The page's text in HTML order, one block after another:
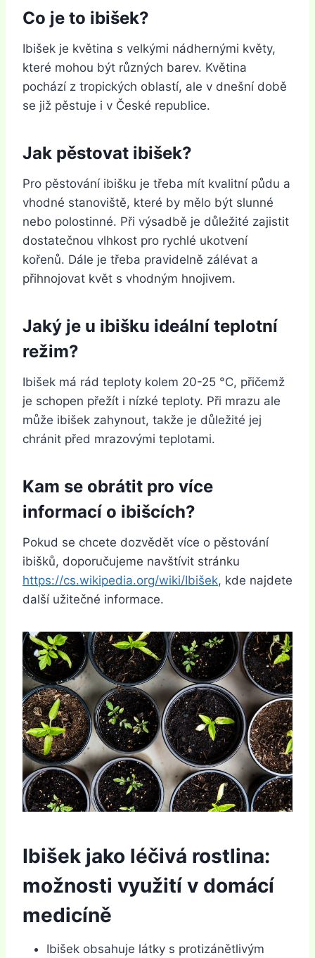
Co je to ibišek?
Ibišek je květina s velkými nádhernými květy,
které mohou být různých barev. Květina
pochází z tropických oblastí, ale v dnešní době
se již pěstuje i v České republice.
Jak pěstovat ibišek?
Pro pěstování ibišku je třeba mít kvalitní půdu a
vhodné stanoviště, které by mělo být slunné
nebo polostinné. Při výsadbě je důležité zajistit
dostatečnou vlhkost pro rychlé ukotvení
kořenů. Dále je třeba pravidelně zálévat a
přihnojovat květ s vhodným hnojivem.
Jaký je u ibišku ideální teplotní
režim?
Ibišek má rád teploty kolem 20-25 °C, přičemž
je schopen přežít i nízké teploty. Při mrazu ale
může ibišek zahynout, takže je důležité jej
chránit před mrazovými teplotami.
Kam se obrátit pro více
informací o ibišcích?
Pokud se chcete dozvědět více o pěstování
ibišků, doporučujeme navštívit stránku
https://cs.wikipedia.org/wiki/Ibišek, kde najdete
další užitečné informace.
Ibišek jako léčivá rostlina:
možnosti využití v domácí
medicíně
Ibišek obsahuje látky s protizánětlivým